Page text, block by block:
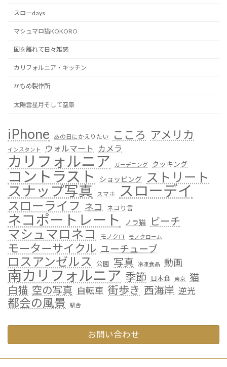
スローdays
マシュマロ猫KOKORO
国を離れて日々雑感
カリフォルニア・キッチン
かもめ製作所
太陽雲星月そして空景
iPhone あの日にかえりたい こころ アメリカ
インスタント ウォルマート カメラ
カリフォルニア ガーデニング クッキング
コントラスト ショッピング ストリート
スナップ写真 スマホ スローデイ
スローライフ ネコ ネコり言
ネコポートレート ノラ猫 ビーチ
マシュマロネコ モノクロ モノクローム
モーターサイクル ユーチューブ
ロスアンゼルス 公園 写真 冷凍食品 動画
南カリフォルニア 季節 日本食 東京 猫
白猫 空の写真 自転車 街歩き 西海岸 逆光
都会の風景 駅舎
お問い合わせ